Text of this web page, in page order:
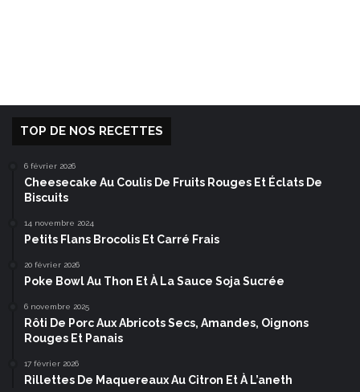
TOP DE NOS RECETTES
6 février 2026
Cheesecake Au Coulis De Fruits Rouges Et Éclats De
Biscuits
14 novembre 2024
Petits Flans Brocolis Et Carré Frais
20 février 2026
Poke Bowl Au Thon Et À La Sauce Soja Sucrée
6 novembre 2025
Rôti De Porc Aux Abricots Secs, Amandes, Oignons
Rouges Et Panais
17 février 2026
Rillettes De Maquereaux Au Citron Et À L’aneth